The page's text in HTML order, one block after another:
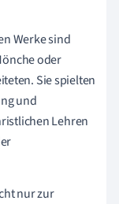
Werke sind
oder
Sie spielten
und
Lehren
nur zur